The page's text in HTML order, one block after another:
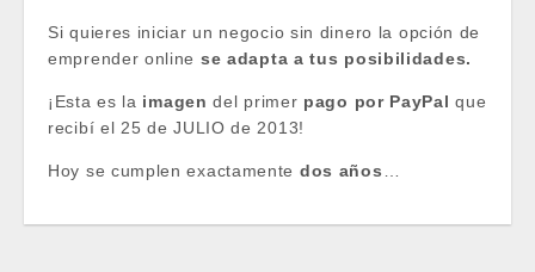
Si quieres iniciar un negocio sin dinero la opción de
emprender online se adapta a tus posibilidades.
¡Esta es la imagen del primer pago por PayPal que
recibí el 25 de JULIO de 2013!
Hoy se cumplen exactamente dos años